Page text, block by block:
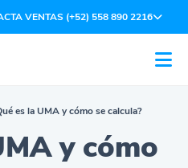
VENTAS (+52) 558 890 2216
es la UMA y cómo se calcula?
y cómo